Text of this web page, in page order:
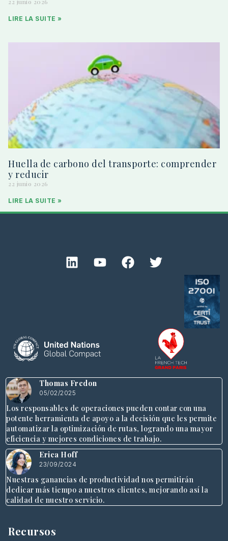
LIRE LA SUITE »
Huella de carbono del transporte: comprender
y reducir
22 junio 2026
LIRE LA SUITE »
Thomas Fredon
05/02/2025
Los responsables de operaciones pueden contar con una
potente herramienta de apoyo a la decisión que les permite
automatizar la optimización de rutas, logrando una mayor
eficiencia y mejores condiciones de trabajo.
Erica Hoff
23/09/2024
Nuestras ganancias de productividad nos permitirán
dedicar más tiempo a nuestros clientes, mejorando así la
calidad de nuestro servicio.
Recursos